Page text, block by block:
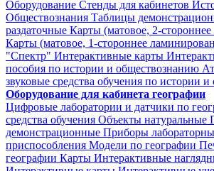
Оборудование Стенды для кабинетов
Обществознания Таблицы
раздаточные Карты (матовое, 2-
Карты (матовое, 1-стороннее
"Спектр" Интерактивные карты
пособия по истории и обществознанию
звуковые средства обучения по истории
Оборудование для кабинета географии
Цифровые лаборатории и датчики по
средства обучения Объекты натуральные
демонстрационные Приборы
приспособления Модели по географии
географии Карты Интерактивные